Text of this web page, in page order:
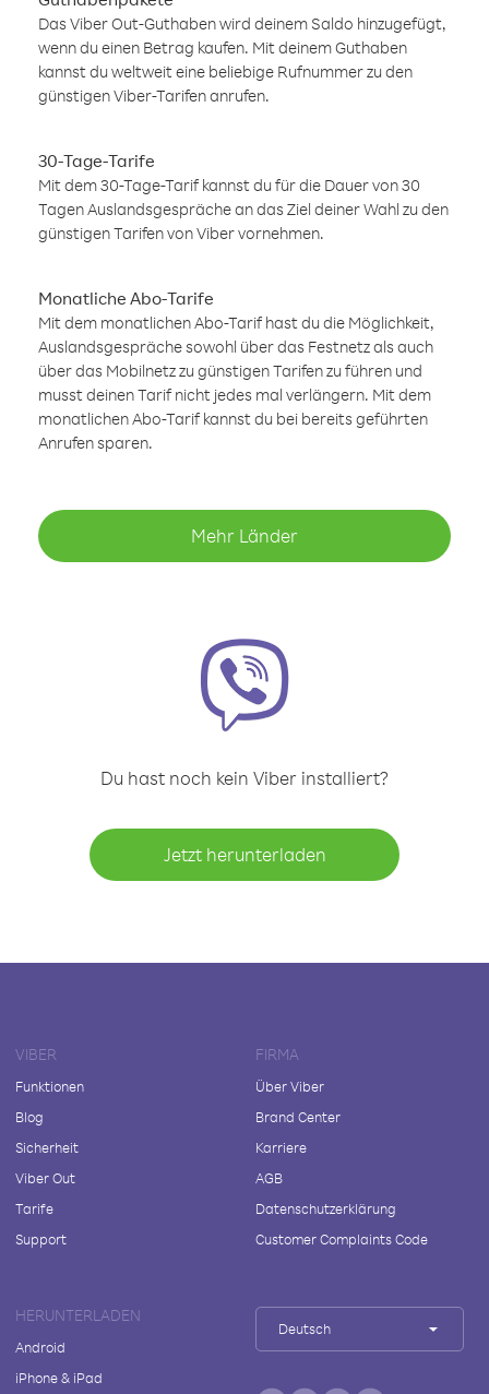
Das Viber Out-Guthaben wird deinem Saldo hinzugefügt,
wenn du einen Betrag kaufen. Mit deinem Guthaben
kannst du weltweit eine beliebige Rufnummer zu den
günstigen Viber-Tarifen anrufen.
30-Tage-Tarife
Mit dem 30-Tage-Tarif kannst du für die Dauer von 30
Tagen Auslandsgespräche an das Ziel deiner Wahl zu den
günstigen Tarifen von Viber vornehmen.
Monatliche Abo-Tarife
Mit dem monatlichen Abo-Tarif hast du die Möglichkeit,
Auslandsgespräche sowohl über das Festnetz als auch
über das Mobilnetz zu günstigen Tarifen zu führen und
musst deinen Tarif nicht jedes mal verlängern. Mit dem
monatlichen Abo-Tarif kannst du bei bereits geführten
Anrufen sparen.
Mehr Länder
Du hast noch kein Viber installiert?
Jetzt herunterladen
VIBER
Funktionen
Blog
Sicherheit
Viber Out
Tarife
Support
FIRMA
Über Viber
Brand Center
Karriere
AGB
Datenschutzerklärung
Customer Complaints Code
HERUNTERLADEN
Android
iPhone & iPad
Deutsch